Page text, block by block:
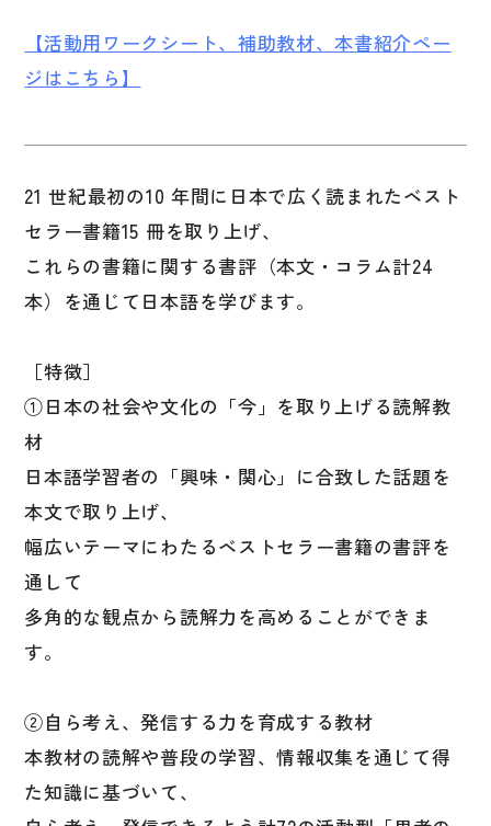
英語辞典
韓国語辞典
ドイツ語辞典
ポルトガル語辞典
ロシア語辞典
国語辞典
漢字・漢和辞典
語学・文法辞典
表現・用字用語辞典
比較文化辞典
教師用参考書
日本語教授法
日本語概説
音声・音韻
語彙・意味
【活動用ワークシート、補助教材、本書紹介ペー
ジはこちら】
21 世紀最初の10 年間に日本で広く読まれたベスト
セラー書籍15 冊を取り上げ、
これらの書籍に関する書評（本文・コラム計24
本）を通じて日本語を学びます。
［特徴］
①日本の社会や文化の「今」を取り上げる読解教
材
日本語学習者の「興味・関心」に合致した話題を
本文で取り上げ、
幅広いテーマにわたるベストセラー書籍の書評を
通して
多角的な観点から読解力を高めることができま
す。
②自ら考え、発信する力を育成する教材
本教材の読解や普段の学習、情報収集を通じて得
た知識に基づいて、